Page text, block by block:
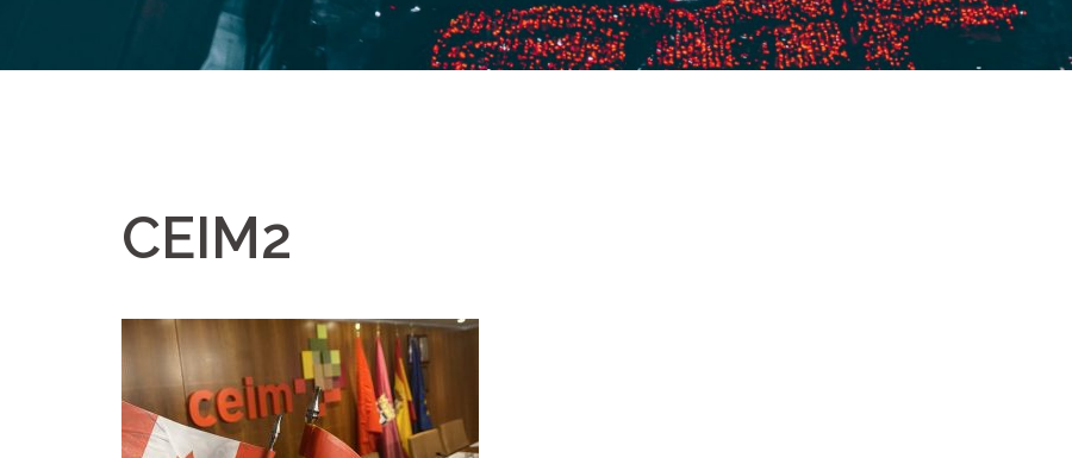
CEIM2